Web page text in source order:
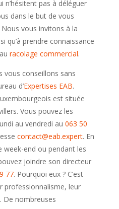
n’hésitent pas à déléguer
dans le but de vous
vous invitons à la
qu’à prendre connaissance
racolage commercial.
vous conseillons sans
d’Expertises EAB.
est située
Vous pouvez les
au vendredi au 063 50
contact@eab.expert. En
week-end ou pendant les
joindre son directeur
77. Pourquoi eux ? C’est
professionnalisme, leur
De nombreuses